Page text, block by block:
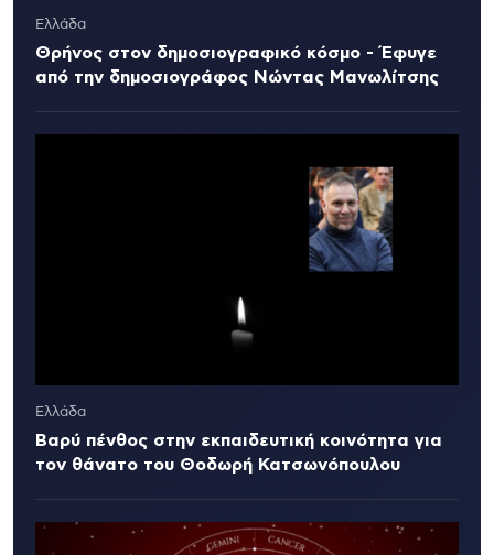
Ελλάδα
Θρήνος στον δημοσιογραφικό κόσμο - Έφυγε
από την δημοσιογράφος Νώντας Μανωλίτσης
Ελλάδα
Βαρύ πένθος στην εκπαιδευτική κοινότητα για
τον θάνατο του Θοδωρή Κατσωνόπουλου